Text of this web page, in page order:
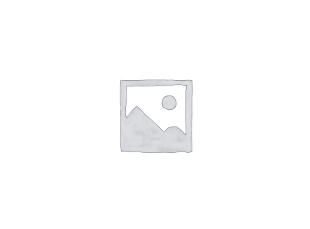
ΠΡΟΣΘΉΚΗ ΣΤΟ ΚΑΛΆΘΙ